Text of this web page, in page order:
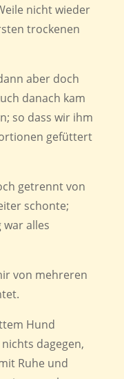
nicht wieder
trockenen
aber doch
danach kam
so dass wir ihm
gefüttert
getrennt von
schonte;
alles
von mehreren
Hund
dagegen,
Ruhe und